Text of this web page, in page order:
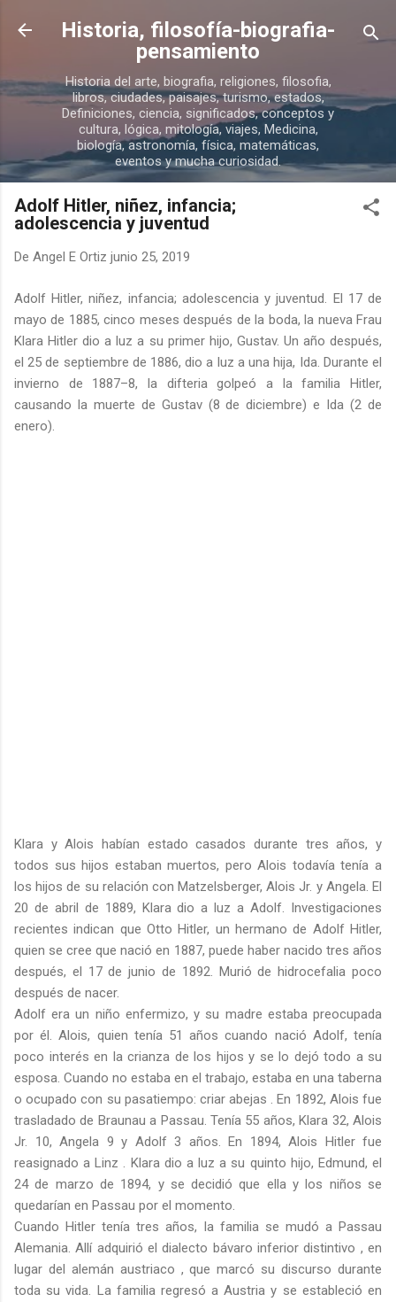
Ir al contenido principal
Historia, filosofía-biografia-
pensamiento
Historia del arte, biografia, religiones, filosofia,
libros, ciudades, paisajes, turismo, estados,
Definiciones, ciencia, significados, conceptos y
cultura, lógica, mitología, viajes, Medicina,
biología, astronomía, física, matemáticas,
eventos y mucha curiosidad.
Adolf Hitler, niñez, infancia;
adolescencia y juventud
De Angel E Ortiz junio 25, 2019
Adolf Hitler, niñez, infancia; adolescencia y juventud. El 17 de
mayo de 1885, cinco meses después de la boda, la nueva Frau
Klara Hitler dio a luz a su primer hijo, Gustav. Un año después,
el 25 de septiembre de 1886, dio a luz a una hija, Ida. Durante el
invierno de 1887–8, la difteria golpeó a la familia Hitler,
causando la muerte de Gustav (8 de diciembre) e Ida (2 de
enero).
Klara y Alois habían estado casados ​​durante tres años, y
todos sus hijos estaban muertos, pero Alois todavía tenía a
los hijos de su relación con Matzelsberger, Alois Jr. y Angela. El
20 de abril de 1889, Klara dio a luz a Adolf. Investigaciones
recientes indican que Otto Hitler, un hermano de Adolf Hitler,
quien se cree que nació en 1887, puede haber nacido tres años
después, el 17 de junio de 1892. Murió de hidrocefalia poco
después de nacer.
Adolf era un niño enfermizo, y su madre estaba preocupada
por él. Alois, quien tenía 51 años cuando nació Adolf, tenía
poco interés en la crianza de los hijos y se lo dejó todo a su
esposa. Cuando no estaba en el trabajo, estaba en una taberna
o ocupado con su pasatiempo: criar abejas . En 1892, Alois fue
trasladado de Braunau a Passau. Tenía 55 años, Klara 32, Alois
Jr. 10, Angela 9 y Adolf 3 años. En 1894, Alois Hitler fue
reasignado a Linz . Klara dio a luz a su quinto hijo, Edmund, el
24 de marzo de 1894, y se decidió que ella y los niños se
quedarían en Passau por el momento.
Cuando Hitler tenía tres años, la familia se mudó a Passau
Alemania. Allí adquirió el dialecto bávaro inferior distintivo , en
lugar del alemán austriaco , que marcó su discurso durante
toda su vida. La familia regresó a Austria y se estableció en